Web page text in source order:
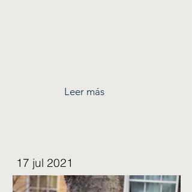
Leer más
17 jul 2021